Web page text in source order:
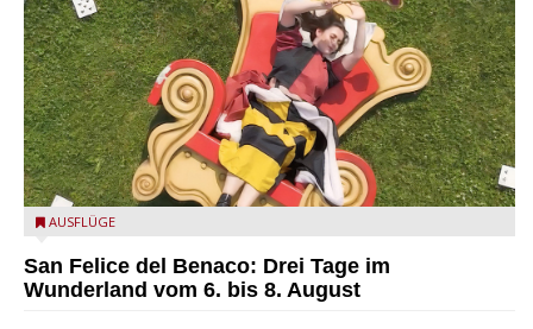
San Felice del Benaco: Drei Tage im Wunderland
AUSFLÜGE
San Felice del Benaco: Drei Tage im
Wunderland vom 6. bis 8. August